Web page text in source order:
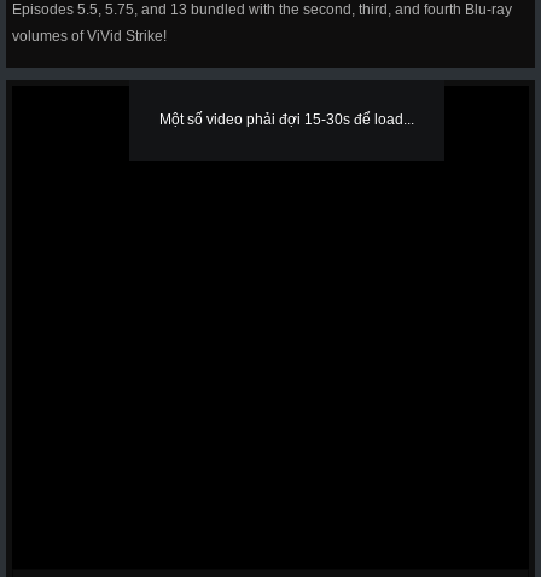
Episodes 5.5, 5.75, and 13 bundled with the second, third, and fourth Blu-ray
volumes of ViVid Strike!
Một số video phải đợi 15-30s để load...